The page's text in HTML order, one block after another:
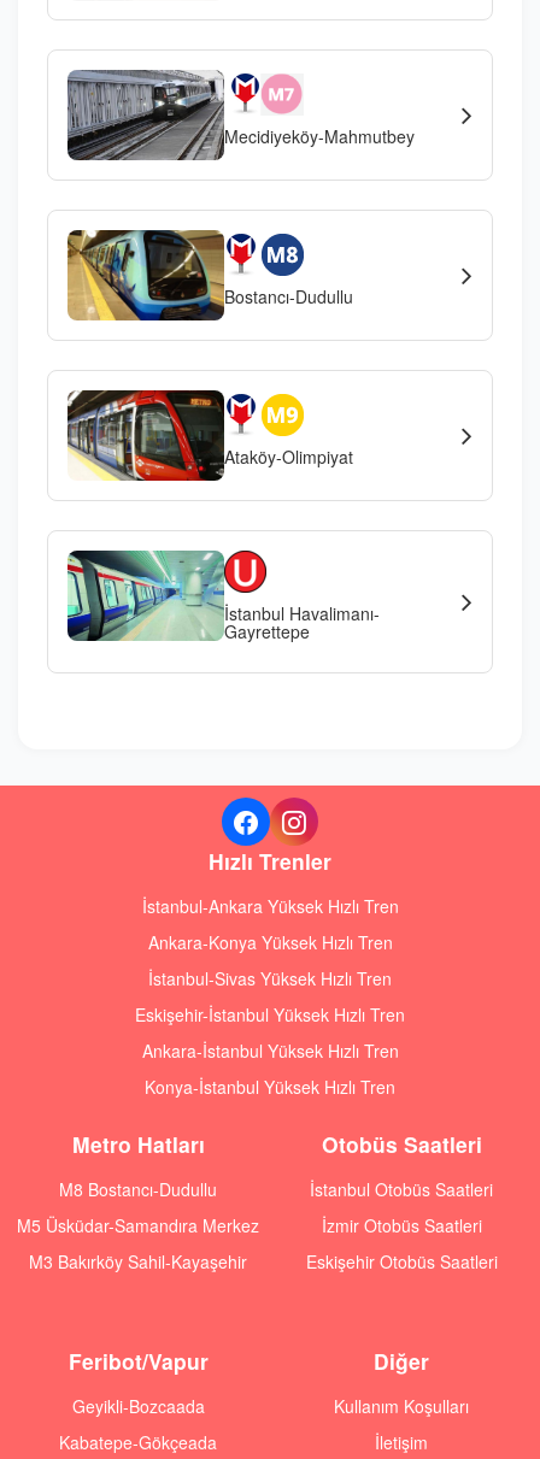
Mecidiyeköy-Mahmutbey
Bostancı-Dudullu
Ataköy-Olimpiyat
İstanbul Havalimanı-
Gayrettepe
Hızlı Trenler
İstanbul-Ankara Yüksek Hızlı Tren
Ankara-Konya Yüksek Hızlı Tren
İstanbul-Sivas Yüksek Hızlı Tren
Eskişehir-İstanbul Yüksek Hızlı Tren
Ankara-İstanbul Yüksek Hızlı Tren
Konya-İstanbul Yüksek Hızlı Tren
Metro Hatları
M8 Bostancı-Dudullu
M5 Üsküdar-Samandıra Merkez
M3 Bakırköy Sahil-Kayaşehir
Otobüs Saatleri
İstanbul Otobüs Saatleri
İzmir Otobüs Saatleri
Eskişehir Otobüs Saatleri
Feribot/Vapur
Geyikli-Bozcaada
Kabatepe-Gökçeada
Diğer
Kullanım Koşulları
İletişim